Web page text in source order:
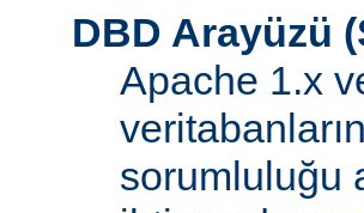
DBD Arayüzü
Apache 1.x
sorumluluğu